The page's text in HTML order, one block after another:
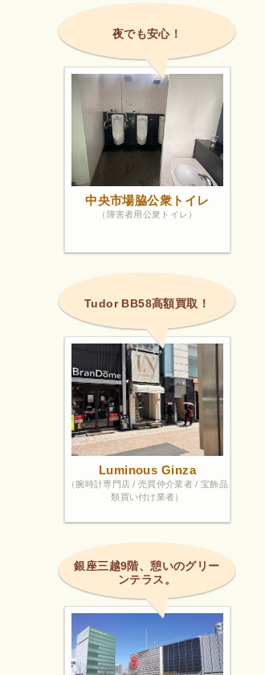
夜でも安心！
中央市場脇公衆トイレ
（障害者用公衆トイレ）
Tudor BB58高額買取！
Luminous Ginza
（腕時計専門店 / 売買仲介業者 / 宝飾品
類買い付け業者）
銀座三越9階、憩いのグリー
ンテラス。